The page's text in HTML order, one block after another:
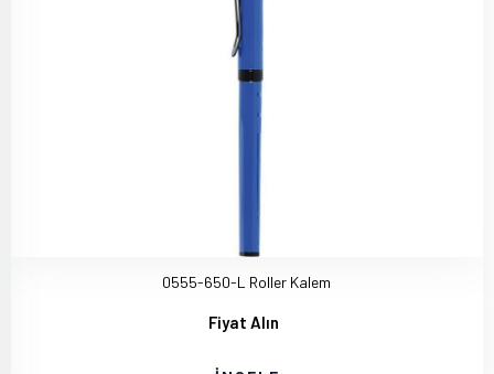
0555-650-L Roller Kalem
Fiyat Alın